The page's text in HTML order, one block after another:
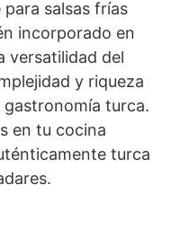
salsas frías
incorporado en
versatilidad del
y riqueza
gastronomía turca.
en tu cocina
turca